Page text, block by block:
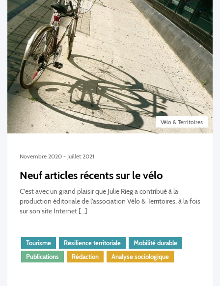
Vélo & Territoires
Novembre 2020 - Juillet 2021
Neuf articles récents sur le vélo
C’est avec un grand plaisir que Julie Rieg a contribué à la
production éditoriale de l’association Vélo & Territoires, à la fois
sur son site Internet […]
Tourisme Résilience territoriale
Mobilité durable
Publications
Rédaction Analyse sociologique